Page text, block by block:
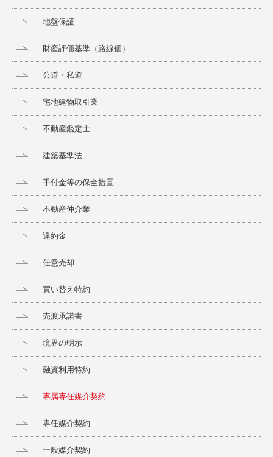
地盤保証
財産評価基準（路線価）
公道・私道
宅地建物取引業
不動産鑑定士
建築基準法
手付金等の保全措置
不動産仲介業
違約金
任意売却
買い替え特約
売渡承諾書
境界の明示
融資利用特約
専属専任媒介契約
専任媒介契約
一般媒介契約